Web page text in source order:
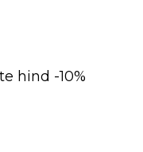
hind -10%